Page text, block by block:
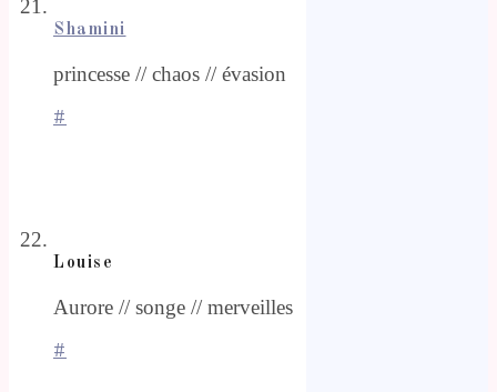
Shamini
princesse // chaos // évasion
#
Louise
Aurore // songe // merveilles
#